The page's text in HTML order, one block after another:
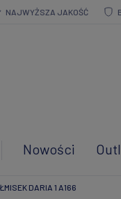
NAJWYŻSZA JAKOŚĆ
Nowości
DARIA 1 A166